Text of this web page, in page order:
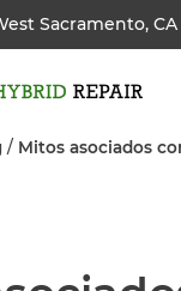
Sacramento, CA
/ Mitos asociados